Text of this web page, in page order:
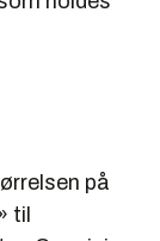
på
til